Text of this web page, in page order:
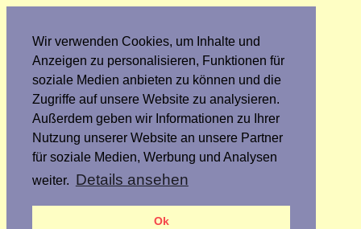
Wir verwenden Cookies, um Inhalte und
Anzeigen zu personalisieren, Funktionen für
soziale Medien anbieten zu können und die
Zugriffe auf unsere Website zu analysieren.
Außerdem geben wir Informationen zu Ihrer
Nutzung unserer Website an unsere Partner
für soziale Medien, Werbung und Analysen
weiter. Details ansehen
Ok